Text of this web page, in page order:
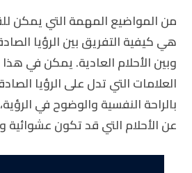
من المواضيع المهمة التي يمكن
هي كيفية التفريق بين الرؤيا
وبين الأحلام العادية. يمكن في
العلامات التي تدل على الرؤيا
بالراحة النفسية والوضوح في
عن الأحلام التي قد تكون عشوائية